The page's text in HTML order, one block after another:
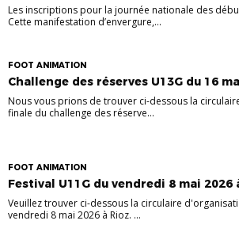
Les inscriptions pour la journée nationale des
Cette manifestation d’envergure,...
FOOT ANIMATION
Challenge des réserves U13G du 16
Nous vous prions de trouver ci-dessous la
finale du challenge des réserve...
FOOT ANIMATION
Festival U11G du vendredi 8 mai 2026
Veuillez trouver ci-dessous la circulaire
vendredi 8 mai 2026 à Rioz. ...